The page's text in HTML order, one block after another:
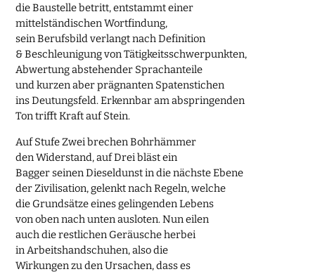
die Baustelle betritt, entstammt einer
mittelständischen Wortfindung,
sein Berufsbild verlangt nach Definition
& Beschleunigung von Tätigkeitsschwerpunkten,
Abwertung abstehender Sprachanteile
und kurzen aber prägnanten Spatenstichen
ins Deutungsfeld. Erkennbar am abspringenden
Ton trifft Kraft auf Stein.
Auf Stufe Zwei brechen Bohrhämmer
den Widerstand, auf Drei bläst ein
Bagger seinen Dieseldunst in die nächste Ebene
der Zivilisation, gelenkt nach Regeln, welche
die Grundsätze eines gelingenden Lebens
von oben nach unten ausloten. Nun eilen
auch die restlichen Geräusche herbei
in Arbeitshandschuhen, also die
Wirkungen zu den Ursachen, dass es